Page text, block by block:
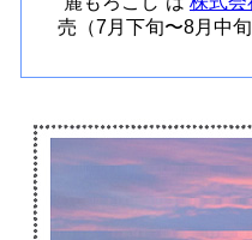
売（7月下旬〜8月中